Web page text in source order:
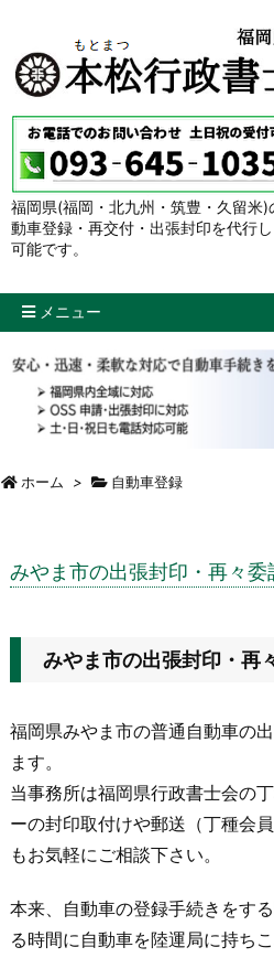
福岡県(福岡・北九州・筑豊・久留米
動車登録・再交付・出張封印を代行
可能です。
メニュー
ホーム > 自動車登録
みやま市の出張封印・再々委
みやま市の出張封印・再
福岡県みやま市の普通自動車の
ます。
当事務所は福岡県行政書士会の
ーの封印取付けや郵送（丁種会
もお気軽にご相談下さい。
本来、自動車の登録手続きをす
る時間に自動車を陸運局に持ち